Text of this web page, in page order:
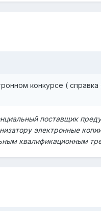
конкурсе ( справка
поставщик
электронные
квалификационным